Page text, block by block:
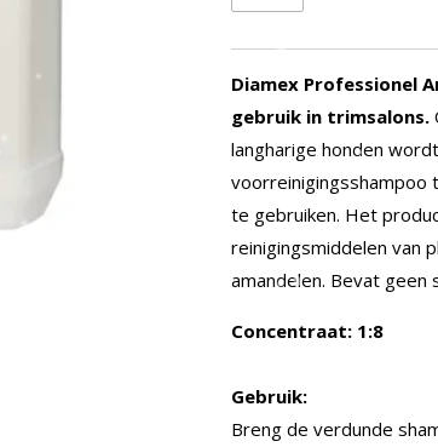
Diamex Professionel
gebruik in trimsalons.
langharige honden
voorreinigingsshampoo
te gebruiken. Het
reinigingsmiddelen van
amandelen. Bevat geen
Concentraat: 1:8
Gebruik:
Breng de verdunde